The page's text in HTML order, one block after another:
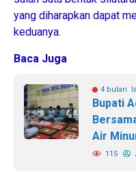
yang diharapkan dapat
keduanya.
Baca Juga
4 bulan
Bupati
Air
115